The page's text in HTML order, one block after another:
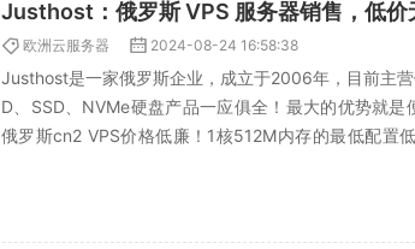
Justhost：俄罗斯 VPS 服务器销售，低价
欧洲云服务器 2024-08-24 16:58:38
Justhost是一家俄罗斯企业，成立于2006年，目前主
D、SSD、NVMe硬盘产品一应俱全！最大的优势就是
俄罗斯cn2 VPS价格低廉！1核512M内存的最低配置